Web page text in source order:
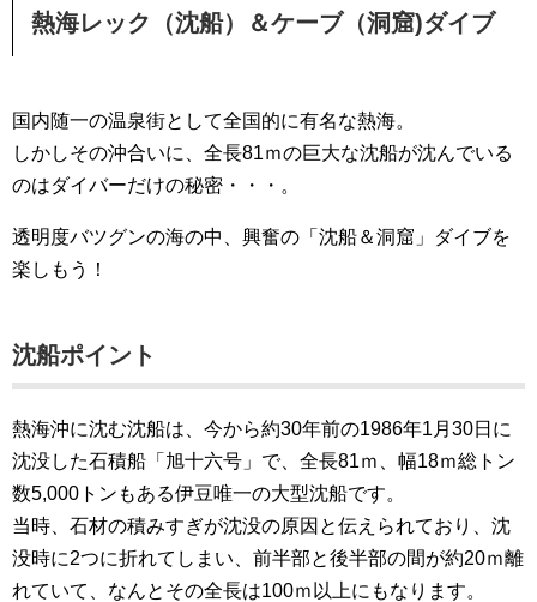
熱海レック（沈船）＆ケーブ（洞窟)ダイブ
国内随一の温泉街として全国的に有名な熱海。
しかしその沖合いに、全長81ｍの巨大な沈船が沈んでいる
のはダイバーだけの秘密・・・。
透明度バツグンの海の中、興奮の「沈船＆洞窟」ダイブを
楽しもう！
沈船ポイント
熱海沖に沈む沈船は、今から約30年前の1986年1月30日に
沈没した石積船「旭十六号」で、全長81ｍ、幅18ｍ総トン
数5,000トンもある伊豆唯一の大型沈船です。
当時、石材の積みすぎが沈没の原因と伝えられており、沈
没時に2つに折れてしまい、前半部と後半部の間が約20ｍ離
れていて、なんとその全長は100ｍ以上にもなります。